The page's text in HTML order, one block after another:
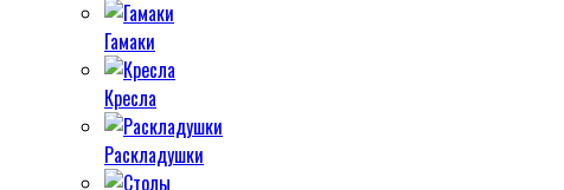
Гамаки
Кресла
Раскладушки